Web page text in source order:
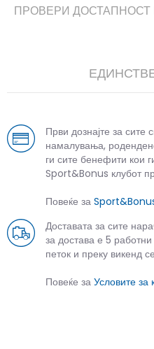
ПРОВЕРИ
Први дознајте за сите
намалувања,
ги сите бенефити кои
Sport&Bonus клубот
Повеќе за
Доставата за сите
за достава е 5
петок и преку викенд
Повеќе за Условите за